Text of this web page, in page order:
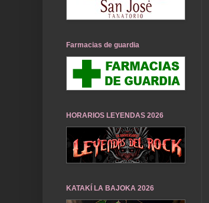
Farmacias de guardia
HORARIOS LEYENDAS 2026
KATAKÍ LA BAJOKA 2026